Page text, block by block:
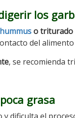
los
hummuso triturado
del
, se recomienda
grasa